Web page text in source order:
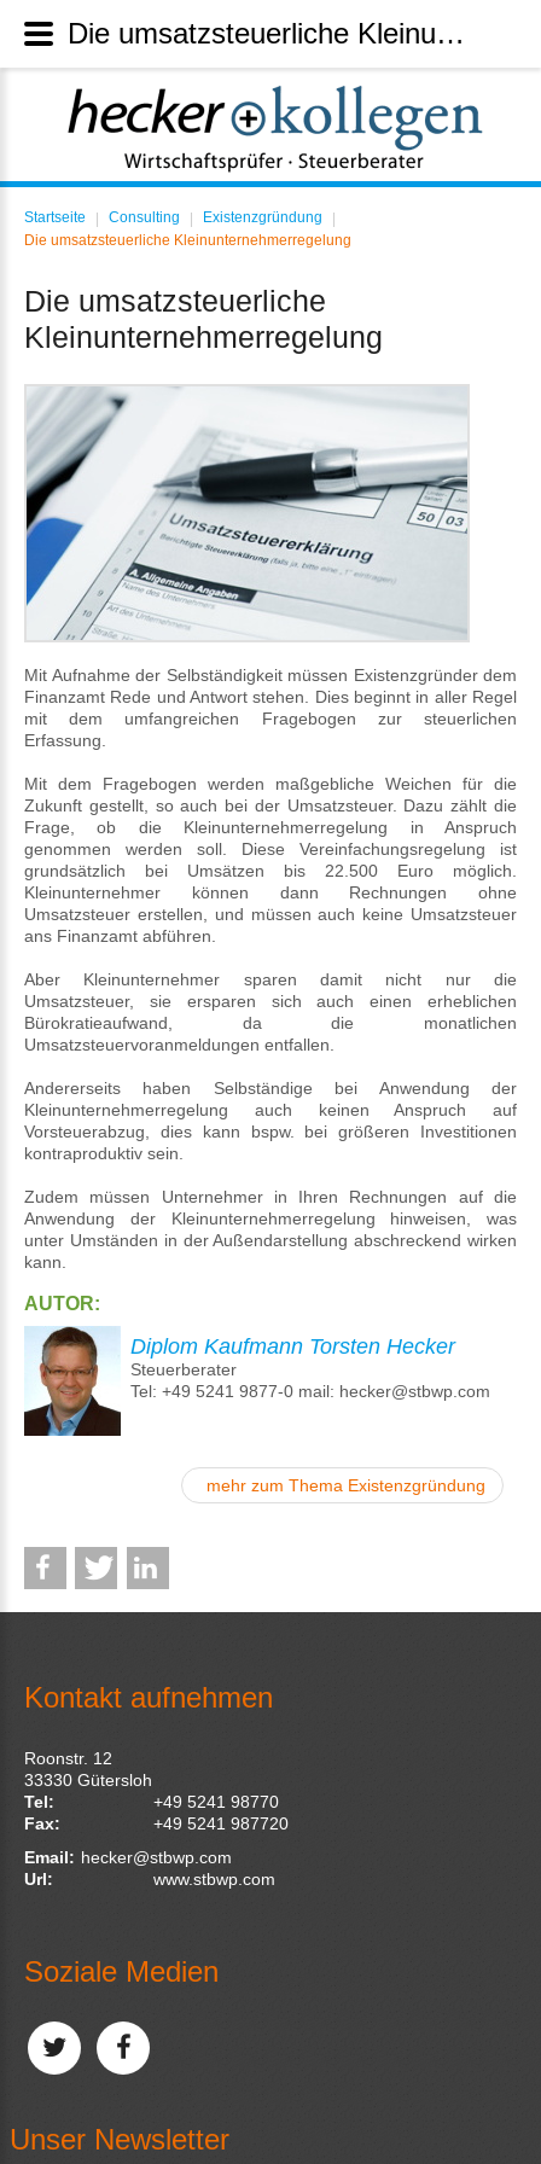
Startseite | Consulting | Existenzgründung
|
Die umsatzsteuerliche Kleinunternehmerregelung
Die umsatzsteuerliche
Kleinunternehmerregelung
Mit Aufnahme der Selbständigkeit müssen Existenzgründer dem
Finanzamt Rede und Antwort stehen. Dies beginnt in aller Regel
mit dem umfangreichen Fragebogen zur steuerlichen
Erfassung.
Mit dem Fragebogen werden maßgebliche Weichen für die
Zukunft gestellt, so auch bei der Umsatzsteuer. Dazu zählt die
Frage, ob die Kleinunternehmerregelung in Anspruch
genommen werden soll. Diese Vereinfachungsregelung ist
grundsätzlich bei Umsätzen bis 22.500 Euro möglich.
Kleinunternehmer können dann Rechnungen ohne
Umsatzsteuer erstellen, und müssen auch keine Umsatzsteuer
ans Finanzamt abführen.
Aber Kleinunternehmer sparen damit nicht nur die
Umsatzsteuer, sie ersparen sich auch einen erheblichen
Bürokratieaufwand, da die monatlichen
Umsatzsteuervoranmeldungen entfallen.
Andererseits haben Selbständige bei Anwendung der
Kleinunternehmerregelung auch keinen Anspruch auf
Vorsteuerabzug, dies kann bspw. bei größeren Investitionen
kontraproduktiv sein.
Zudem müssen Unternehmer in Ihren Rechnungen auf die
Anwendung der Kleinunternehmerregelung hinweisen, was
unter Umständen in der Außendarstellung abschreckend wirken
kann.
AUTOR:
Diplom Kaufmann Torsten Hecker
Steuerberater
Tel: +49 5241 9877-0 mail: hecker@stbwp.com
mehr zum Thema Existenzgründung
Kontakt aufnehmen
Roonstr. 12
33330 Gütersloh
Tel:
+49 5241 98770
Fax:
+49 5241 987720
Email: hecker@stbwp.com
Url:
www.stbwp.com
Soziale Medien
Unser Newsletter
Die umsatzsteuerliche Kleinunternehmerregelung